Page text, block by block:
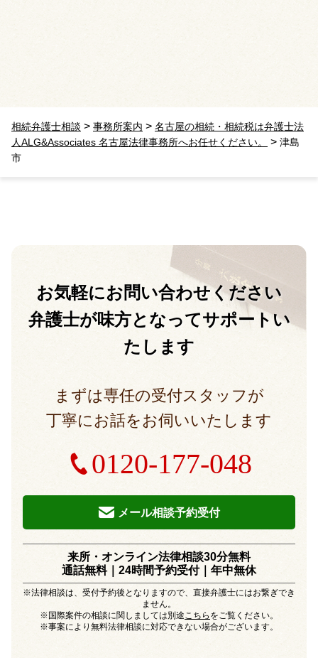
相続弁護士相談 > 事務所案内 > 名古屋の相続・相続税は弁護士法
人ALG&Associates 名古屋法律事務所へお任せください。
> 津島
市
お気軽にお問い合わせください
弁護士が味方となってサポートい
たします
まずは専任の受付スタッフが
丁寧にお話をお伺いいたします
0120-177-048
メール相談予約受付
来所・オンライン法律相談30分無料
通話無料｜24時間予約受付｜年中無休
※法律相談は、受付予約後となりますので、直接弁護士にはお繋ぎでき
ません。
※国際案件の相談に関しましては別途こちら をご覧ください。
※事案により無料法律相談に対応できない場合がございます。